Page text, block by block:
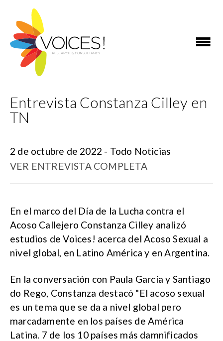
Entrevista Constanza Cilley en
TN
2 de octubre de 2022 - Todo Noticias
VER ENTREVISTA COMPLETA
En el marco del Día de la Lucha contra el
Acoso Callejero Constanza Cilley analizó
estudios de Voices! acerca del Acoso Sexual a
nivel global, en Latino América y en Argentina.
En la conversación con Paula García y Santiago
do Rego, Constanza destacó "El acoso sexual
es un tema que se da a nivel global pero
marcadamente en los países de América
Latina. 7 de los 10 países más damnificados